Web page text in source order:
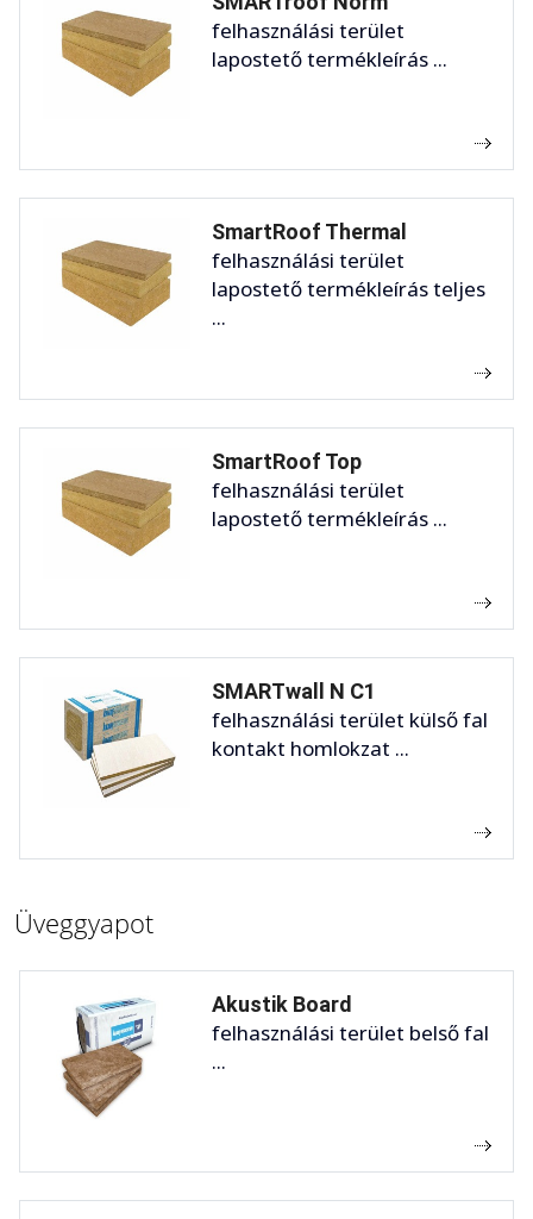
felhasználási terület
lapostető termékleírás ...
SmartRoof Thermal
felhasználási terület
lapostető termékleírás teljes
...
SmartRoof Top
felhasználási terület
lapostető termékleírás ...
SMARTwall N C1
felhasználási terület külső fal
kontakt homlokzat ...
Üveggyapot
Akustik Board
felhasználási terület belső fal
...